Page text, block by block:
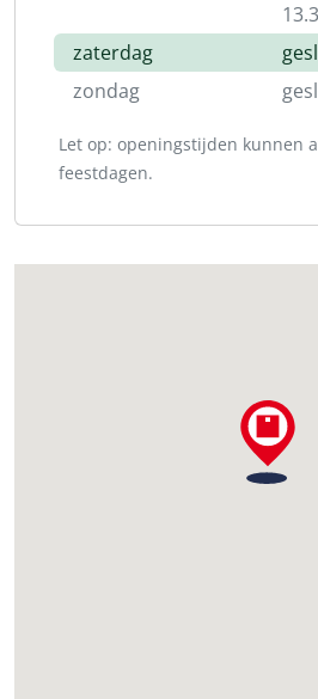
zaterdag
zondag
Let op: openingstijden kunnen
feestdagen.